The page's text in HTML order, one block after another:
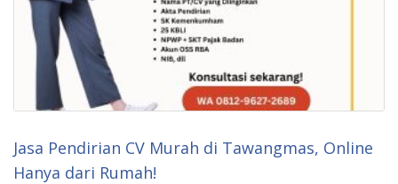
Jasa Pendirian CV Murah di Tawangmas, Online
Hanya dari Rumah!